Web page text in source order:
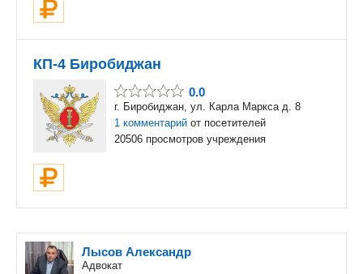
КП-4 Биробиджан
0.0
г. Биробиджан, ул. Карла Маркса д. 8
1 комментарий от посетителей
20506 просмотров учреждения
Лысов Александр
Адвокат